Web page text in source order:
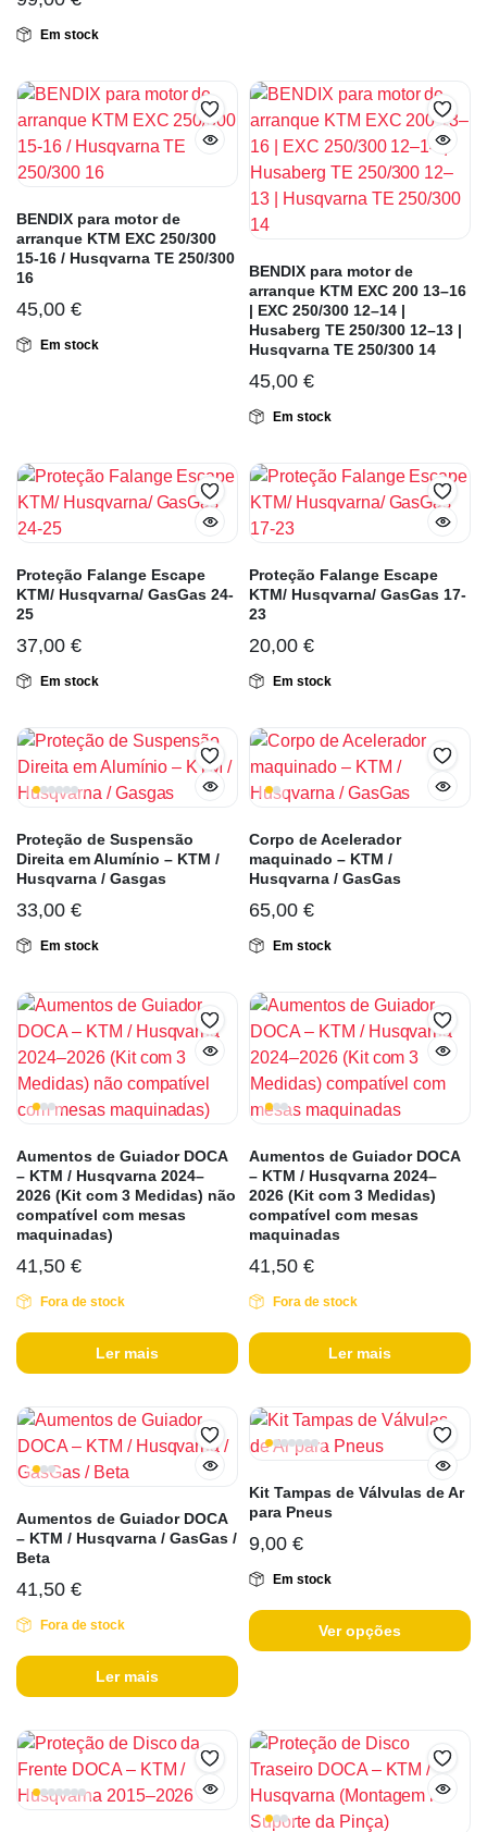
Em stock
BENDIX para motor de
arranque KTM EXC 250/300
15-16 / Husqvarna TE 250/300
16
45,00 €
Em stock
BENDIX para motor de
arranque KTM EXC 200 13–16
| EXC 250/300 12–14 |
Husaberg TE 250/300 12–13 |
Husqvarna TE 250/300 14
45,00 €
Em stock
Proteção Falange Escape
KTM/ Husqvarna/ GasGas 24-
25
37,00 €
Em stock
Proteção Falange Escape
KTM/ Husqvarna/ GasGas 17-
23
20,00 €
Em stock
Proteção de Suspensão
Direita em Alumínio – KTM /
Husqvarna / Gasgas
33,00 €
Em stock
Corpo de Acelerador
maquinado – KTM /
Husqvarna / GasGas
65,00 €
Em stock
Aumentos de Guiador DOCA
– KTM / Husqvarna 2024–
2026 (Kit com 3 Medidas) não
compatível com mesas
maquinadas)
41,50 €
Fora de stock
Ler mais
Aumentos de Guiador DOCA
– KTM / Husqvarna 2024–
2026 (Kit com 3 Medidas)
compatível com mesas
maquinadas
41,50 €
Fora de stock
Ler mais
Aumentos de Guiador DOCA
– KTM / Husqvarna / GasGas /
Beta
41,50 €
Fora de stock
Ler mais
Kit Tampas de Válvulas de Ar
para Pneus
9,00 €
Em stock
Ver opções